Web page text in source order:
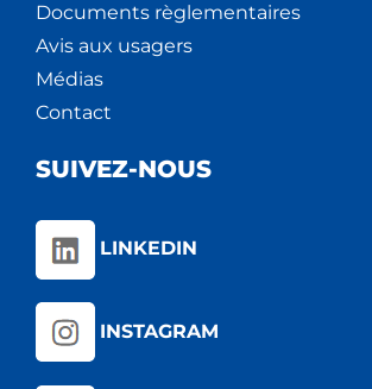
Documents règlementaires
Avis aux usagers
Médias
Contact
SUIVEZ-NOUS
LINKEDIN
INSTAGRAM